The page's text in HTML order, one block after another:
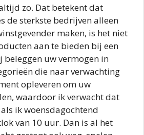
zo. Dat betekent dat
de sterkste bedrijven alleen
maken, is het niet
aan te bieden bij een
uw vermogen in
die naar verwachting
opleveren om uw
waardoor ik verwacht dat
ik woensdagochtend
van 10 uur. Dan is al het